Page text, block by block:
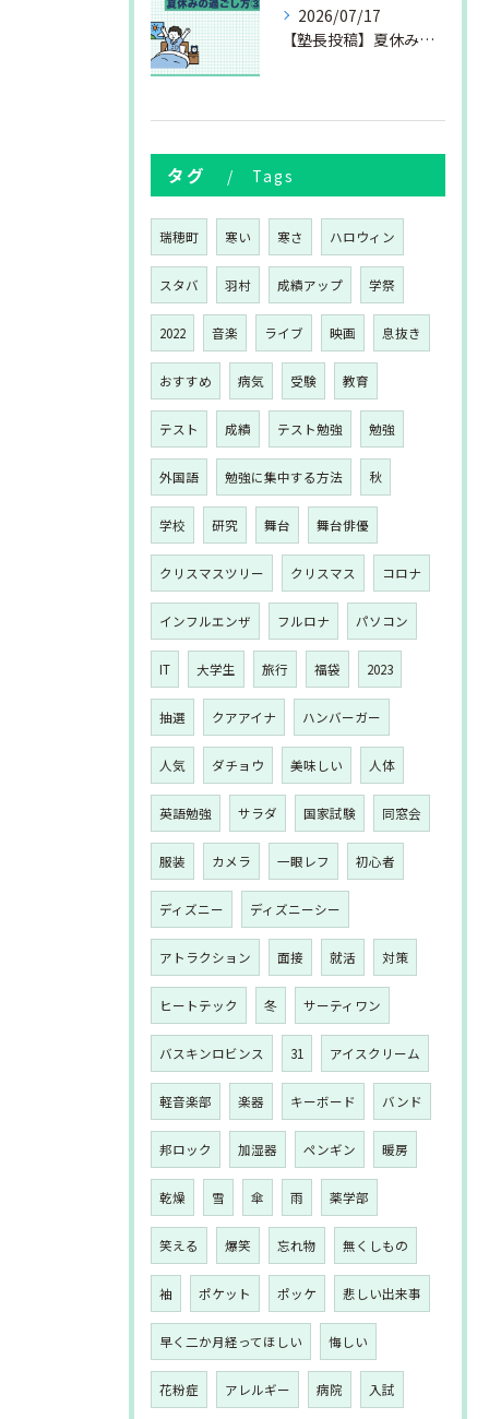
2026/07/17
【塾長投稿】夏休みの過ごし方③
タグ Tags
瑞穂町 寒い 寒さ ハロウィン
スタバ 羽村 成績アップ 学祭
2022 音楽 ライブ 映画 息抜き
おすすめ 病気 受験 教育
テスト 成績 テスト勉強 勉強
外国語 勉強に集中する方法 秋
学校 研究 舞台 舞台俳優
クリスマスツリー クリスマス コロナ
インフルエンザ フルロナ パソコン
IT 大学生 旅行 福袋 2023
抽選 クアアイナ ハンバーガー
人気 ダチョウ 美味しい 人体
英語勉強 サラダ 国家試験 同窓会
服装 カメラ 一眼レフ 初心者
ディズニー ディズニーシー
アトラクション 面接 就活 対策
ヒートテック 冬 サーティワン
バスキンロビンス 31 アイスクリーム
軽音楽部 楽器 キーボード バンド
邦ロック 加湿器 ペンギン 暖房
乾燥 雪 傘 雨 薬学部
笑える 爆笑 忘れ物 無くしもの
袖 ポケット ポッケ 悲しい出来事
早く二か月経ってほしい 悔しい
花粉症 アレルギー 病院 入試